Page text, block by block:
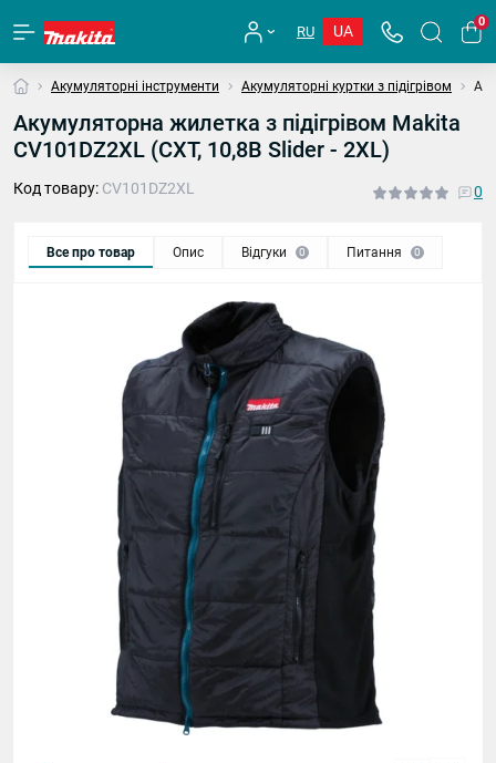
RU UA
0
Акумуляторні інструменти Акумуляторні куртки з підігрівом
Акумуляторна жилетка з підігрівом Makita
CV101DZ2XL (СXT, 10,8В Slider - 2XL)
Код товару: CV101DZ2XL 0
Все про товар Опис Відгуки 0 Питання 0